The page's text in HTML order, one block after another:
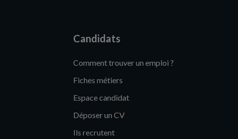
Candidats
Comment trouver un emploi ?
Fiches métiers
Espace candidat
Déposer un CV
Ils recrutent